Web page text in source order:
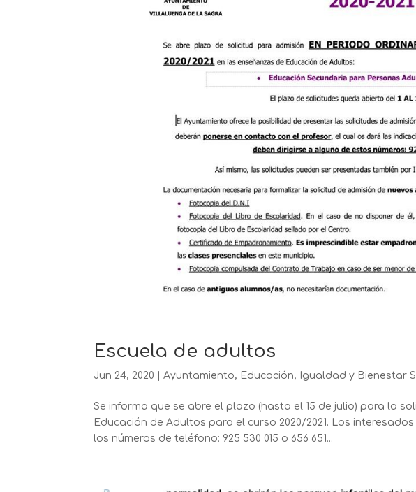
Escuela de adultos
Jun 24, 2020 |Ayuntamiento, Educación, Igualdad y Bienestar
Se informa que se abre el plazo (hasta el 15 de julio) para la
Educación de Adultos para el curso 2020/2021. Los
los números de teléfono: 925 530 015 o 656 651...